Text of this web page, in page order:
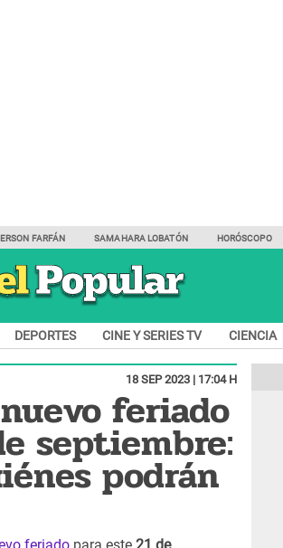
FARFÁN SAMAHARA LOBATÓN HORÓSCOPO
DEPORTES CINE Y SERIES TV CIENCIA
18 SEP 2023 | 17:04 H
feriado
septiembre:
podrán